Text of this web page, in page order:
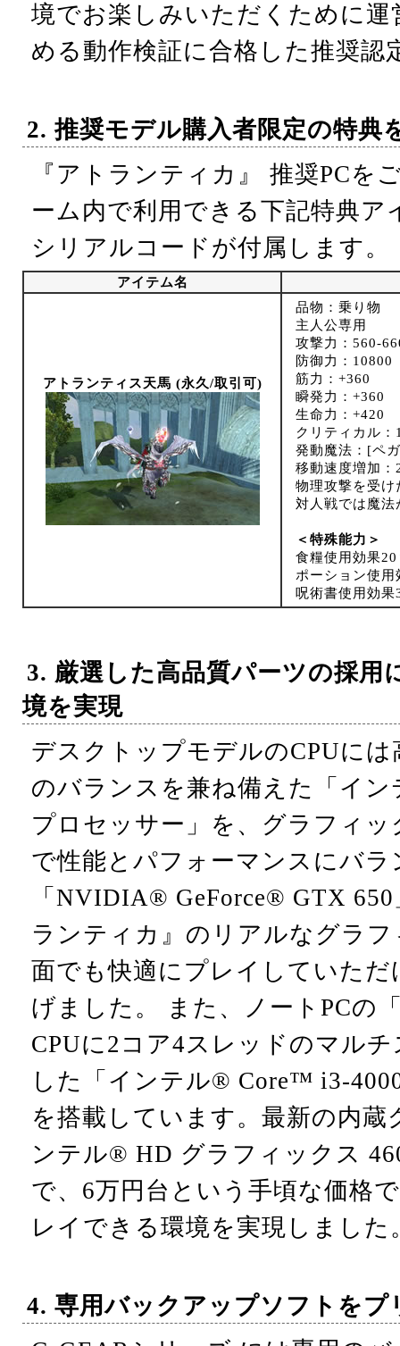
境でお楽しみいただくために
める動作検証に合格した推奨認
2. 推奨モデル購入者限定の特典
『アトランティカ』 推奨PCを
ーム内で利用できる下記特典ア
シリアルコードが付属します。
アイテム名
アトランティス天馬 (永久/取引可)
品物：乗り物
主人公専用
攻撃力：560-
防御力：10800
筋力：+360
瞬発力：+360
生命力：+420
クリティカル：
発動魔法：[ペ
移動速度増加：
物理攻撃を受け
対人戦では魔法
＜特殊能力＞
食糧使用効果
ポーション使
呪術書使用効果
3. 厳選した高品質パーツの採用
境を実現
デスクトップモデルのCPUには
のバランスを兼ね備えた「イ
プロセッサー」を、グラフィ
で性能とパフォーマンスにバ
「NVIDIA® GeForce® GTX
ランティカ』のリアルなグラ
面でも快適にプレイしていた
げました。 また、ノートPCの
CPUに2コア4スレッドのマル
した「インテル® Core™ i3-
を搭載しています。最新の内
ンテル® HD グラフィックス
で、6万円台という手頃な価格
レイできる環境を実現しました
4. 専用バックアップソフトを